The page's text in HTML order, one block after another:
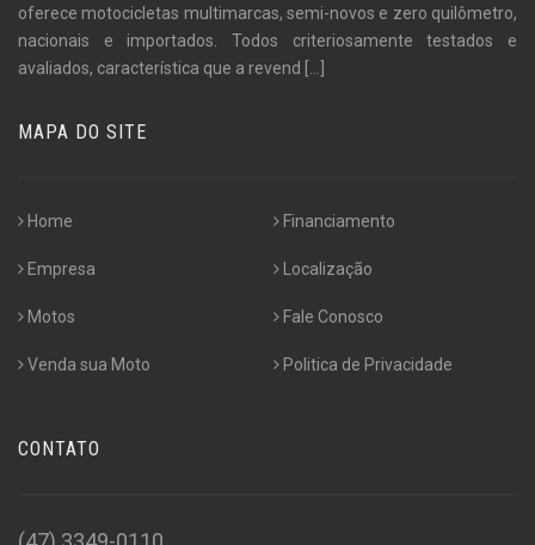
oferece motocicletas multimarcas, semi-novos e zero quilômetro,
nacionais e importados. Todos criteriosamente testados e
avaliados, característica que a revend
MAPA DO SITE
Home
Empresa
Motos
Venda sua Moto
Financiamento
Localização
Fale Conosco
Politica de Privacidade
CONTATO